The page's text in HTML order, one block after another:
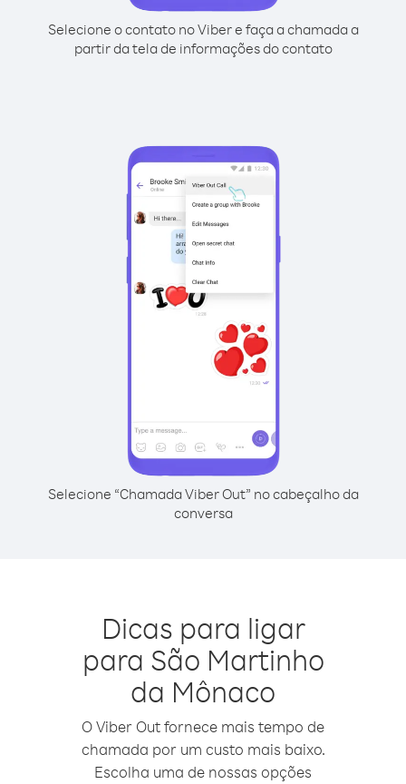
Selecione o contato no Viber e faça a chamada a
partir da tela de informações do contato
Selecione “Chamada Viber Out” no cabeçalho da
conversa
Dicas para ligar
para São Martinho
da Mônaco
O Viber Out fornece mais tempo de
chamada por um custo mais baixo.
Escolha uma de nossas opções